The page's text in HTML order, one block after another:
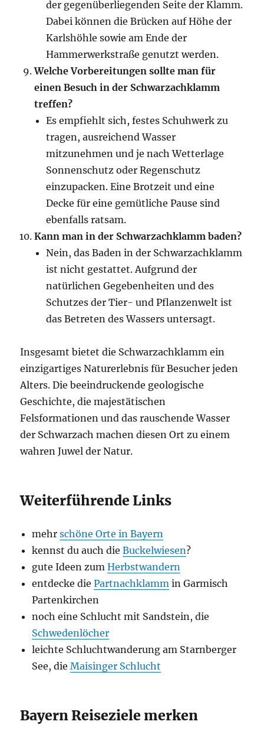
der gegenüberliegenden Seite der Klamm.
Dabei können die Brücken auf Höhe der
Karlshöhle sowie am Ende der
Hammerwerkstraße genutzt werden.
Welche Vorbereitungen sollte man für
einen Besuch in der Schwarzachklamm
treffen?
Es empfiehlt sich, festes Schuhwerk zu
tragen, ausreichend Wasser
mitzunehmen und je nach Wetterlage
Sonnenschutz oder Regenschutz
einzupacken. Eine Brotzeit und eine
Decke für eine gemütliche Pause sind
ebenfalls ratsam.
Kann man in der Schwarzachklamm baden?
Nein, das Baden in der Schwarzachklamm
ist nicht gestattet. Aufgrund der
natürlichen Gegebenheiten und des
Schutzes der Tier- und Pflanzenwelt ist
das Betreten des Wassers untersagt.
Insgesamt bietet die Schwarzachklamm ein
einzigartiges Naturerlebnis für Besucher jeden
Alters. Die beeindruckende geologische
Geschichte, die majestätischen
Felsformationen und das rauschende Wasser
der Schwarzach machen diesen Ort zu einem
wahren Juwel der Natur.
Weiterführende Links
mehrschöne Orte in Bayern
kennst du auch dieBuckelwiesen?
gute Ideen zumHerbstwandern
entdecke diePartnachklamm in Garmisch
Partenkirchen
noch eine Schlucht mit Sandstein, die
Schwedenlöcher
leichte Schluchtwanderung am Starnberger
See, dieMaisinger Schlucht
Bayern Reiseziele merken